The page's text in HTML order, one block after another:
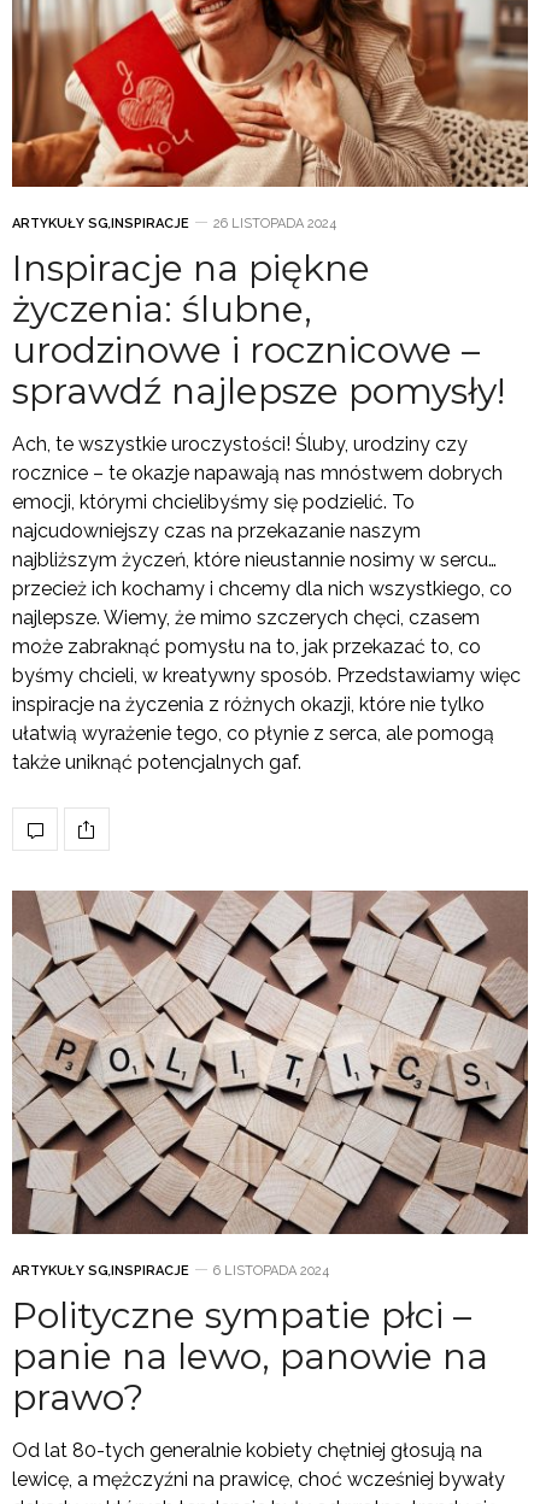
ARTYKUŁY SG, INSPIRACJE 26 LISTOPADA 2024
Inspiracje na piękne
życzenia: ślubne,
urodzinowe i rocznicowe –
sprawdź najlepsze pomysły!
Ach, te wszystkie uroczystości! Śluby, urodziny czy
rocznice – te okazje napawają nas mnóstwem dobrych
emocji, którymi chcielibyśmy się podzielić. To
najcudowniejszy czas na przekazanie naszym
najbliższym życzeń, które nieustannie nosimy w sercu…
przecież ich kochamy i chcemy dla nich wszystkiego, co
najlepsze. Wiemy, że mimo szczerych chęci, czasem
może zabraknąć pomysłu na to, jak przekazać to, co
byśmy chcieli, w kreatywny sposób. Przedstawiamy więc
inspiracje na życzenia z różnych okazji, które nie tylko
ułatwią wyrażenie tego, co płynie z serca, ale pomogą
także uniknąć potencjalnych gaf.
ARTYKUŁY SG, INSPIRACJE 6 LISTOPADA 2024
Polityczne sympatie płci –
panie na lewo, panowie na
prawo?
Od lat 80-tych generalnie kobiety chętniej głosują na
lewicę, a mężczyźni na prawicę, choć wcześniej bywały